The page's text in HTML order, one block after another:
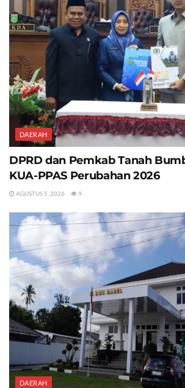
DAERAH
DPRD dan Pemkab Tanah
KUA-PPAS Perubahan 2026
AGUSTUS 5, 2026 9
DAERAH